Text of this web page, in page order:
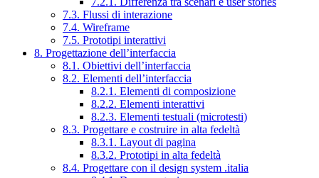
7.3. Flussi di interazione
7.4. Wireframe
7.5. Prototipi interattivi
8. Progettazione dell’interfaccia
8.1. Obiettivi dell’interfaccia
8.2. Elementi dell’interfaccia
8.2.1. Elementi di composizione
8.2.2. Elementi interattivi
8.2.3. Elementi testuali (microtesti)
8.3. Progettare e costruire in alta fedeltà
8.3.1. Layout di pagina
8.3.2. Prototipi in alta fedeltà
8.4. Progettare con il design system .italia